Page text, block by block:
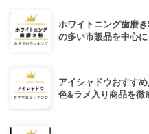
ホワイトニング歯磨
の多い市販品を中心に
アイシャドウおすす
色&ラメ入り商品を徹